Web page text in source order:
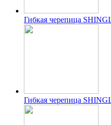
Гибкая черепица
Гибкая черепица